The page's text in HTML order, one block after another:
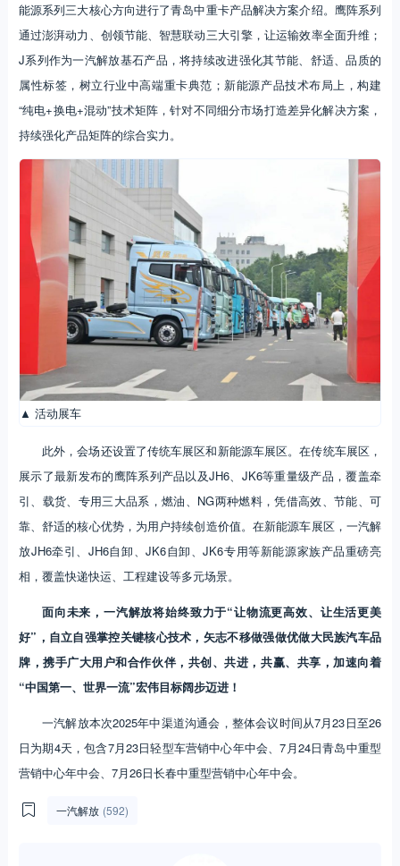
能源系列三大核心方向进行了青岛中重卡产品解决方案介绍。鹰阵系列
通过澎湃动力、创领节能、智慧联动三大引擎，让运输效率全面升维；
J系列作为一汽解放基石产品，将持续改进强化其节能、舒适、品质的
属性标签，树立行业中高端重卡典范；新能源产品技术布局上，构建
“纯电+换电+混动”技术矩阵，针对不同细分市场打造差异化解决方案，
持续强化产品矩阵的综合实力。
▲ 活动展车
此外，会场还设置了传统车展区和新能源车展区。在传统车展区，
展示了最新发布的鹰阵系列产品以及JH6、JK6等重量级产品，覆盖牵
引、载货、专用三大品系，燃油、NG两种燃料，凭借高效、节能、可
靠、舒适的核心优势，为用户持续创造价值。在新能源车展区，一汽解
放JH6牵引、JH6自卸、JK6自卸、JK6专用等新能源家族产品重磅亮
相，覆盖快递快运、工程建设等多元场景。
面向未来，一汽解放将始终致力于“让物流更高效、让生活更美
好”，自立自强掌控关键核心技术，矢志不移做强做优做大民族汽车品
牌，携手广大用户和合作伙伴，共创、共进，共赢、共享，加速向着
“中国第一、世界一流”宏伟目标阔步迈进！
一汽解放本次2025年中渠道沟通会，整体会议时间从7月23日至26
日为期4天，包含7月23日轻型车营销中心年中会、7月24日青岛中重型
营销中心年中会、7月26日长春中重型营销中心年中会。
一汽解放 (592)